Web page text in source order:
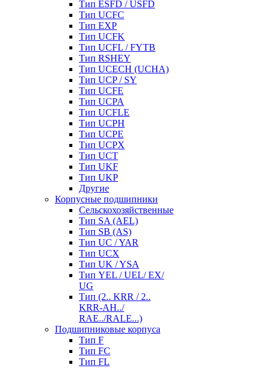
Тип ESFD / USFD
Тип UCFC
Тип EXP
Тип UCFK
Тип UCFL / FYTB
Тип RSHEY
Тип UCECH (UCHA)
Тип UCP / SY
Тип UCFE
Тип UCPA
Тип UCFLE
Тип UCPH
Тип UCPE
Тип UCPX
Тип UCT
Тип UKF
Тип UKP
Другие
Корпусные подшипники
Сельскохозяйственные
Тип SA (AEL)
Тип SB (AS)
Тип UC / YAR
Тип UCX
Тип UK / YSA
Тип YEL / UEL/ EX/
UG
Тип (2.. KRR / 2..
KRR-AH../
RAE../RALE...)
Подшипниковые корпуса
Тип F
Тип FC
Тип FL